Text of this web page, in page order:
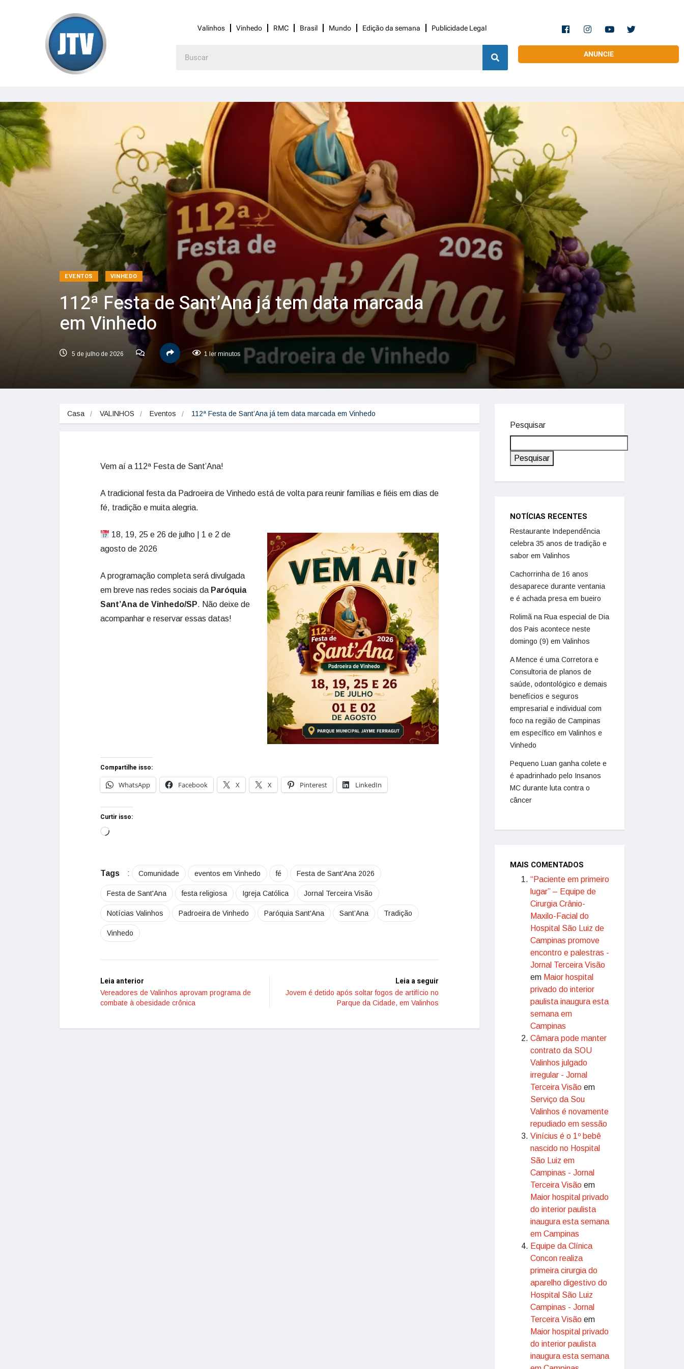
Valinhos Vinhedo RMC Brasil Mundo Edição da semana Publicidade Legal
ANUNCIE
EVENTOS VINHEDO
112ª Festa de Sant’Ana já tem data marcada
em Vinhedo
5 de julho de 2026 1 ler minutos
Casa VALINHOS Eventos 112ª Festa de Sant’Ana já tem data marcada em Vinhedo
Vem aí a 112ª Festa de Sant’Ana!
A tradicional festa da Padroeira de Vinhedo está de volta para reunir famílias e fiéis em dias de
fé, tradição e muita alegria.
18, 19, 25 e 26 de julho | 1 e 2 de
agosto de 2026
A programação completa será divulgada
em breve nas redes sociais da Paróquia
Sant’Ana de Vinhedo/SP. Não deixe de
acompanhar e reservar essas datas!
Compartilhe isso:
WhatsApp
Facebook X X Pinterest LinkedIn
Curtir isso:
Tags : Comunidade eventos em Vinhedo fé Festa de Sant'Ana 2026
Festa de Sant'Ana festa religiosa Igreja Católica Jornal Terceira Visão
Notícias Valinhos Padroeira de Vinhedo Paróquia Sant'Ana Sant’Ana Tradição
Vinhedo
Leia anterior
Vereadores de Valinhos aprovam programa de
combate à obesidade crônica
Leia a seguir
Jovem é detido após soltar fogos de artifício no
Parque da Cidade, em Valinhos
Pesquisar
Pesquisar
NOTÍCIAS RECENTES
Restaurante Independência
celebra 35 anos de tradição e
sabor em Valinhos
Cachorrinha de 16 anos
desaparece durante ventania
e é achada presa em bueiro
Rolimã na Rua especial de Dia
dos Pais acontece neste
domingo (9) em Valinhos
A Mence é uma Corretora e
Consultoria de planos de
saúde, odontológico e demais
benefícios e seguros
empresarial e individual com
foco na região de Campinas
em específico em Valinhos e
Vinhedo
Pequeno Luan ganha colete e
é apadrinhado pelo Insanos
MC durante luta contra o
câncer
MAIS COMENTADOS
“Paciente em primeiro
lugar” – Equipe de
Cirurgia Crânio-
Maxilo-Facial do
Hospital São Luiz de
Campinas promove
encontro e palestras -
Jornal Terceira Visão
em Maior hospital
privado do interior
paulista inaugura esta
semana em
Campinas
Câmara pode manter
contrato da SOU
Valinhos julgado
irregular - Jornal
Terceira Visão em
Serviço da Sou
Valinhos é novamente
repudiado em sessão
Vinícius é o 1º bebê
nascido no Hospital
São Luiz em
Campinas - Jornal
Terceira Visão em
Maior hospital privado
do interior paulista
inaugura esta semana
em Campinas
Equipe da Clínica
Concon realiza
primeira cirurgia do
aparelho digestivo do
Hospital São Luiz
Campinas - Jornal
Terceira Visão em
Maior hospital privado
do interior paulista
inaugura esta semana